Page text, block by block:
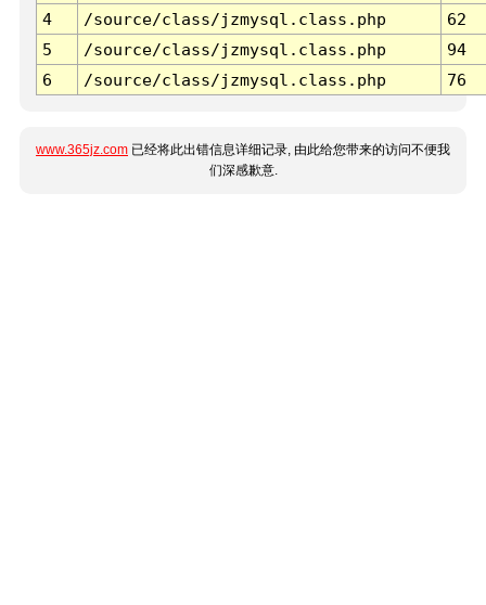
4
/source/class/jzmysql.class.php
62
5
/source/class/jzmysql.class.php
94
6
/source/class/jzmysql.class.php 76
www.365jz.com 已经将此出错信息详细记录, 由此给您带来的访问不便我
们深感歉意.